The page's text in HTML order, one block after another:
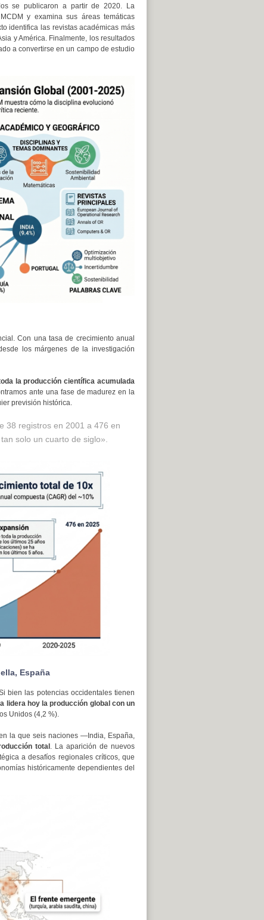
se publicaron a partir de 2020. La
y examina sus áreas temáticas
identifica las revistas académicas más
y América. Finalmente, los resultados
a convertirse en un campo de estudio
Con una tasa de crecimiento anual
los márgenes de la investigación
la producción científica acumulada
ante una fase de madurez en la
previsión histórica.
38 registros en 2001 a 476 en
solo un cuarto de siglo».
España
bien las potencias occidentales tienen
lidera hoy la producción global con un
Unidos (4,2 %).
la que seis naciones —India, España,
total . La aparición de nuevos
a desafíos regionales críticos, que
históricamente dependientes del